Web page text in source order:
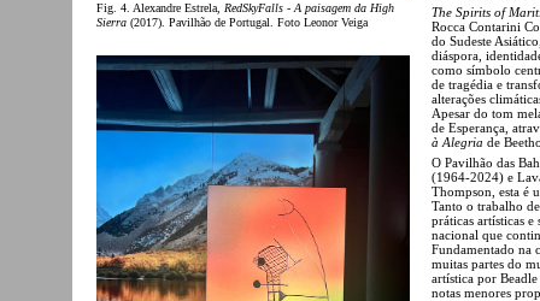
Fig. 4. Alexandre Estrela, RedSkyFalls - A paisagem da High
Sierra (2017). Pavilhão de Portugal. Foto Leonor Veiga
The Spirits of
Rocca Contarini
do Sudeste
diáspora,
como símbolo
de tragédia e
alterações
Apesar do tom
de Esperança,
à Alegria de
O Pavilhão das
(1964-2024) e
Thompson, esta é
Tanto o trabalho
práticas artísticas
nacional que
Fundamentado na
muitas partes do
artística por
notas menores